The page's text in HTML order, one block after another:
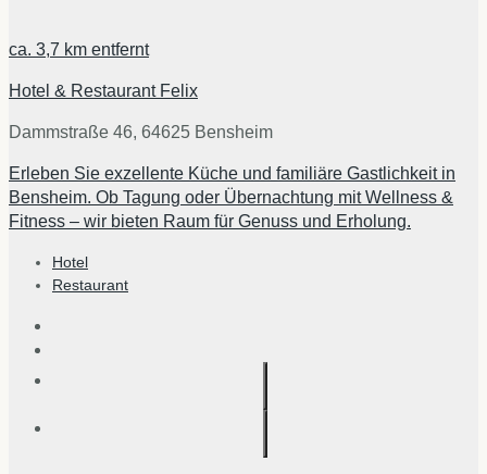
ca. 3,7 km entfernt
Hotel & Restaurant Felix
Dammstraße 46, 64625 Bensheim
Erleben Sie exzellente Küche und familiäre Gastlichkeit in
Bensheim. Ob Tagung oder Übernachtung mit Wellness &
Fitness – wir bieten Raum für Genuss und Erholung.
Hotel
Restaurant